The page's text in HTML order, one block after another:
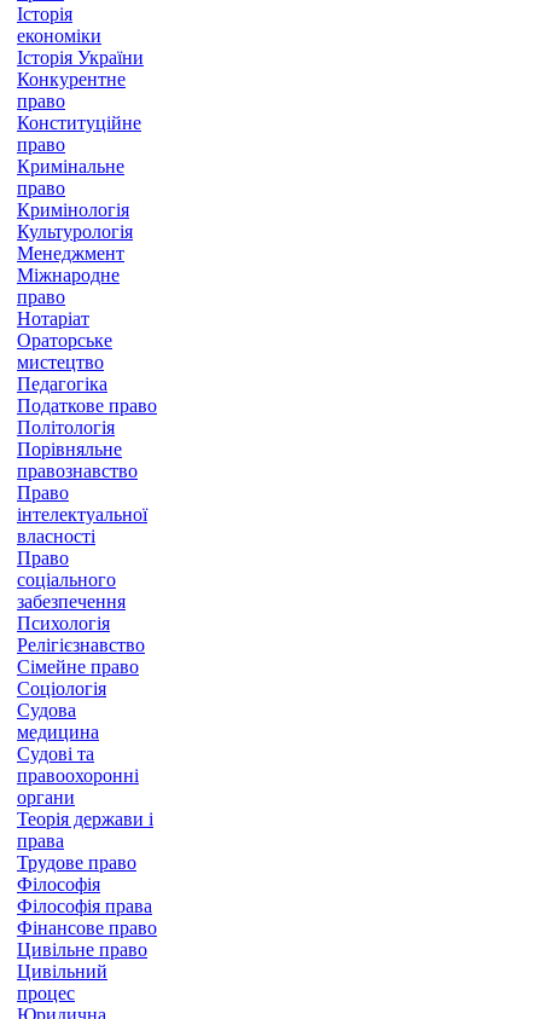
Історія
економіки
Історія України
Конкурентне
право
Конституційне
право
Кримінальне
право
Кримінологія
Культурологія
Менеджмент
Міжнародне
право
Нотаріат
Ораторське
мистецтво
Педагогіка
Податкове право
Політологія
Порівняльне
правознавство
Право
інтелектуальної
власності
Право
соціального
забезпечення
Психологія
Релігієзнавство
Сімейне право
Соціологія
Судова
медицина
Судові та
правоохоронні
органи
Теорія держави і
права
Трудове право
Філософія
Філософія права
Фінансове право
Цивільне право
Цивільний
процес
Юридична